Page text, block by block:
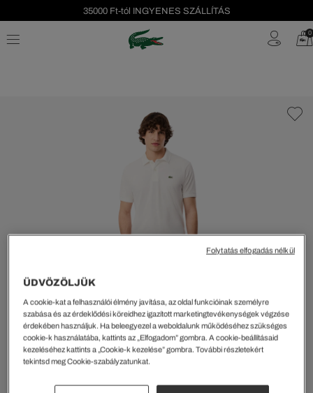
35000 Ft-tól INGYENES SZÁLLÍTÁS
Szezonális leárazás akár -40%! 0
ÜDVÖZÖLJÜK
A cookie-kat a felhasználói élmény javítása, az oldal funkcióinak személyre
szabása és az érdeklődési köreidhez igazított marketingtevékenységek végzése
érdekében használjuk. Ha beleegyezel a weboldalunk működéséhez szükséges
cookie-k használatába, kattints az „Elfogadom” gombra. A cookie-beállításaid
kezeléséhez kattints a „Cookie-k kezelése” gombra. További részletekért
tekintsd meg Cookie-szabályzatunkat.
Folytatás elfogadás nélkül